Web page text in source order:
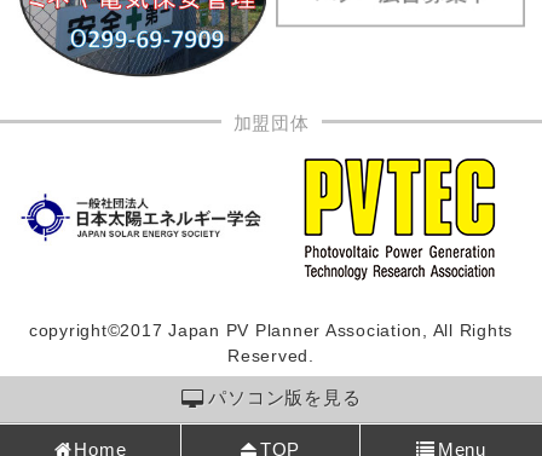
加盟団体
copyright©2017 Japan PV Planner Association, All Rights
Reserved.
パソコン版を見る
Home TOP Menu